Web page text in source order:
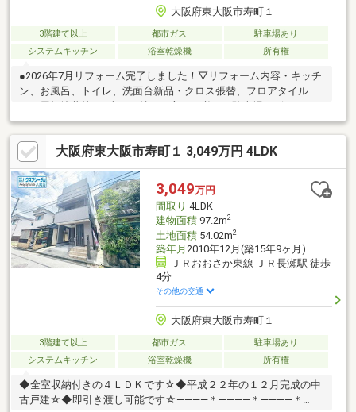
大阪府東大阪市寿町１
3階建て以上 都市ガス
駐車場あり
システムキッチン
浴室乾燥機 所有権
●2026年7月リフォーム完了しました！▽リフォーム内容・キッチ
ン、お風呂、トイレ、洗面台新品・クロス張替、フロアタイル貼
ンガレージ（車種による）●2Fリビングは広々16帖♪ご家族で、ゆ
ったりとお過ごしいただける空間です●カウンターキッチンから
はご家族の様子を見ながら快適にお料理できます●全居室収納有
なのも嬉しいポイント●バルコニーは2面にあり、陽当たり良好●
トイレが2か所にあるので、朝の身支度がスムーズに行えます●小
学校・スーパー・コンビニが徒歩10分圏内と近く、日々の生活も
大変便利な立地です
大阪府東大阪市寿町１ 3,049万円 4LDK
3,049万円
間取り 4LDK
建物面積97.2m2
土地面積54.02m2
築年月 2010年12月(築15年9ヶ月)
ＪＲおおさか東線 ＪＲ長瀬駅 徒歩
4分
その他の交通
大阪府東大阪市寿町１
3階建て以上 都市ガス
駐車場あり
システムキッチン
浴室乾燥機 所有権
◆全室収納付きの４ＬＤＫです☆◆平成２２年の１２月完成の中
古戸建☆◆即引き渡し可能です☆――――＊――――＊――――＊